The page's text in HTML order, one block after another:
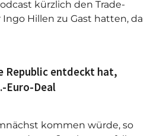
kürzlich den Trade-
Hillen zu Gast hatten, da
Republic entdeckt hat,
Euro-Deal
kommen würde, so